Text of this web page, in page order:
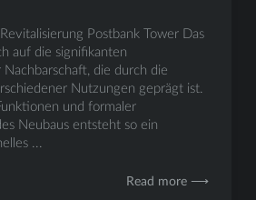
Postbank Tower Das
auf die signifikanten
Nachbarschaft, die durch die
Nutzungen geprägt ist.
und formaler
Neubaus entsteht so ein
...
Read more ⟶